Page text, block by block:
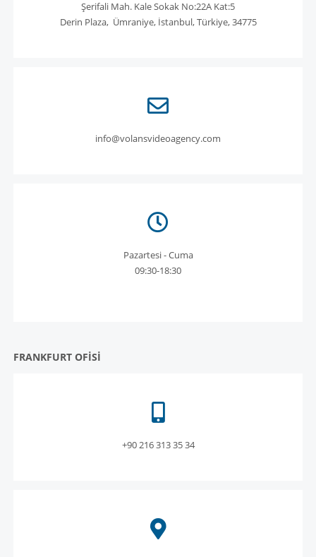
Şerifali Mah. Kale Sokak No:22A Kat:5
Derin Plaza, Ümraniye, İstanbul, Türkiye, 34775
info@volansvideoagency.com
Pazartesi - Cuma
09:30-18:30
FRANKFURT OFİSİ
+90 216 313 35 34